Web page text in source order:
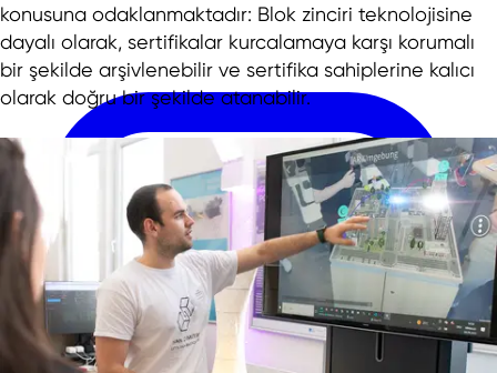
konusuna odaklanmaktadır: Blok zinciri teknolojisine
dayalı olarak, sertifikalar kurcalamaya karşı korumalı
bir şekilde arşivlenebilir ve sertifika sahiplerine kalıcı
olarak doğru bir şekilde atanabilir.